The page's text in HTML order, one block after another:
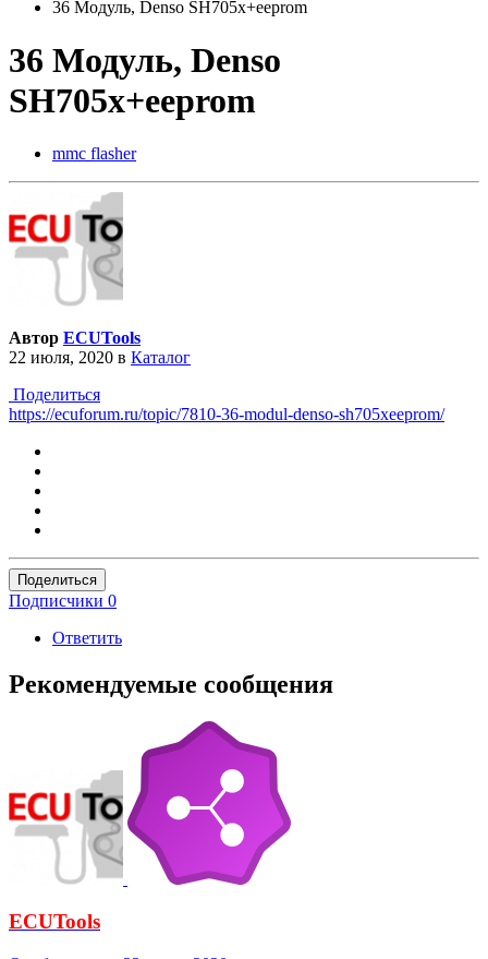
36 Модуль, Denso SH705x+eeprom
36 Модуль, Denso
SH705x+eeprom
mmc flasher
Автор ECUTools
22 июля, 2020 в Каталог
Поделиться
https://ecuforum.ru/topic/7810-36-modul-denso-sh705xeeprom/
Поделиться
Подписчики 0
Ответить
Рекомендуемые сообщения
ECUTools